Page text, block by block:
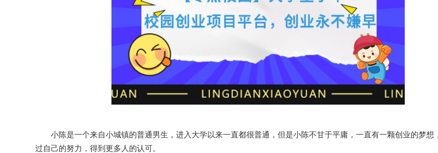
小陈是一个来自小城镇的普通男生，进入大学以来一直都很普通，但是小陈不甘于平庸，一直有一颗创业的梦想
过自己的努力，得到更多人的认可。